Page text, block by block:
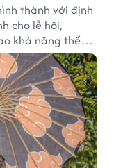
thành với định
cho lễ hội,
khả năng thể
thương hiệu,
tạo được
từng bước mở